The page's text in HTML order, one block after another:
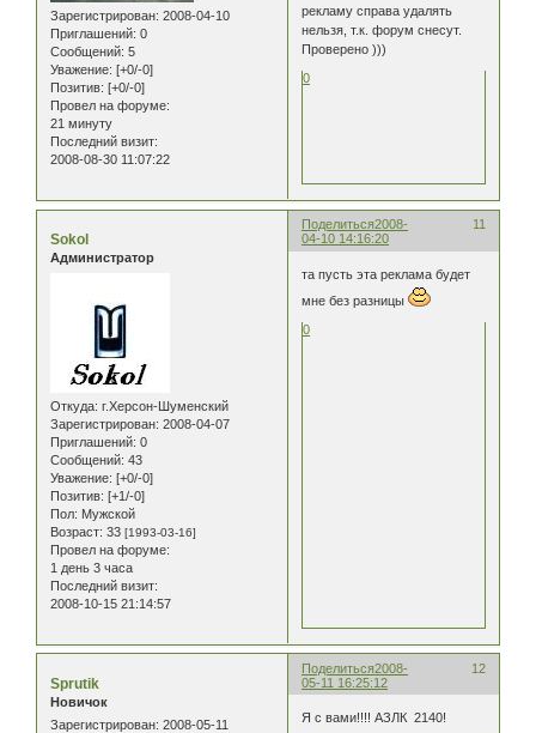
Зарегистрирован: 2008-04-10
Приглашений: 0
Сообщений: 5
Уважение: [+0/-0]
Позитив: [+0/-0]
Провел на форуме:
21 минуту
Последний визит:
2008-08-30 11:07:22
рекламу справа удалять
нельзя, т.к. форум снесут.
Проверено )))
0
Поделиться 11
2008-
04-10 14:16:20
Sokol
Администратор
Откуда: г.Херсон-Шуменский
Зарегистрирован: 2008-04-07
Приглашений: 0
Сообщений: 43
Уважение: [+0/-0]
Позитив: [+1/-0]
Пол: Мужской
Возраст: 33 [1993-03-16]
Провел на форуме:
1 день 3 часа
Последний визит:
2008-10-15 21:14:57
та пусть эта реклама будет
мне без разницы
0
Поделиться 12
2008-
05-11 16:25:12
Sprutik
Новичок
Зарегистрирован: 2008-05-11
Я с вами!!!! АЗЛК 2140!